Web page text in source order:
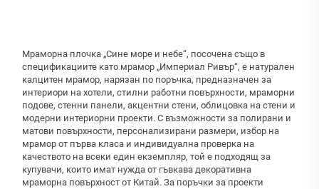
Мраморна плочка „Сине море и небе“, посочена също в
спецификациите като мрамор „Империал Ривър“, е натурален
калцитен мрамор, нарязан по поръчка, предназначен за
интериори на хотели, стилни работни повърхности, мраморни
подове, стенни панели, акцентни стени, облицовка на стени и
модерни интериорни проекти. С възможности за полирани и
матови повърхности, персонализирани размери, избор на
мрамор от първа класа и индивидуална проверка на
качеството на всеки един екземпляр, той е подходящ за
купувачи, които имат нужда от гъвкава декоративна
мраморна повърхност от Китай. За поръчки за проекти